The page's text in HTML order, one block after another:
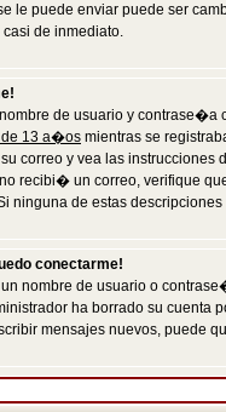
le puede enviar puede ser
de inmediato.
de usuario y
de 13 a�os mientras se
correo y vea las
recibi� un correo, verifique
de estas
conectarme!
nombre de usuario o
ha borrado su
mensajes nuevos, puede